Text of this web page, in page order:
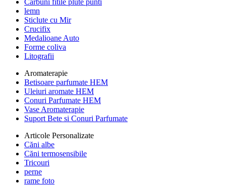
Carbuni fitile plute punti
lemn
Sticlute cu Mir
Crucifix
Medalioane Auto
Forme coliva
Litografii
Aromaterapie
Betisoare parfumate HEM
Uleiuri aromate HEM
Conuri Parfumate HEM
Vase Aromaterapie
Suport Bete si Conuri Parfumate
Articole Personalizate
Căni albe
Căni termosensibile
Tricouri
perne
rame foto